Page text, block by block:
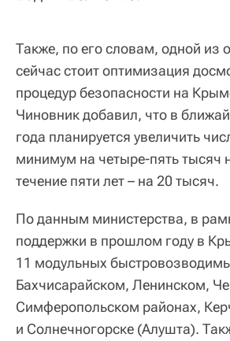
Также, по его словам, одной из
сейчас стоит оптимизация
процедур безопасности на
Чиновник добавил, что в
года планируется увеличить
минимум на четыре-пять тысяч
течение пяти лет – на 20 тысяч.
По данным министерства, в
поддержки в прошлом году в
11 модульных
Бахчисарайском, Ленинском,
Симферопольском районах,
и Солнечногорске (Алушта).